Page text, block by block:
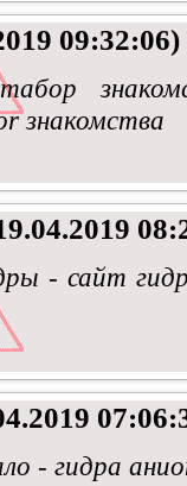
09:32:06)
знакомства
- сайт
- гидра